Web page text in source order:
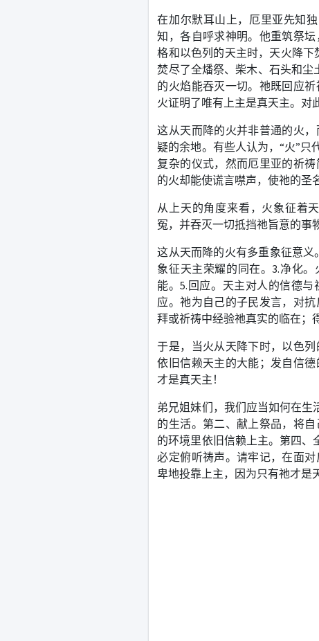
在加尔默耳山上，厄里亚先知
知，各自呼求神明。他重筑祭
格和以色列的天主时，天火降下
焚尽了全燔祭、柴木、石头和尘
的火焰能吞灭一切。祂既回应
火证明了唯有上主是真天主。对
这从天而降的火并非普通的火
疑的余地。有些人认为，“火”
复杂的仪式，然而厄里亚的祈
的火却能使谎言噤声，使祂的圣
从上天的角度来看，火象征着
冤，并吞灭一切抵挡祂旨意的事
这从天而降的火有多重象征意义。
象征天主荣耀的同在。3.净化。
能。5. 回应。 天主对人的信德与
应。祂为自己的子民发言，对
拜或祈祷中经验祂真实的临在；
于是，
当火从天降下时，以色
依旧信赖天主的大能；发自信
才是真天主！
弟兄姐妹们，我们应当如何在生
的生活。 第二、 献上祭品， 将自
的环境里依旧信赖上主。 第四、
必定俯听祷声。请牢记，在面
卑地投靠上主， 因为只有祂才是